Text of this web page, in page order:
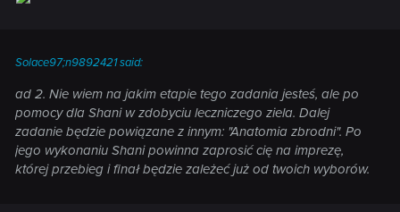
Solace97;n9892421 said:
ad 2. Nie wiem na jakim etapie tego zadania jesteś, ale po
pomocy dla Shani w zdobyciu leczniczego ziela. Dalej
zadanie będzie powiązane z innym: "Anatomia zbrodni". Po
jego wykonaniu Shani powinna zaprosić cię na imprezę,
której przebieg i finał będzie zależeć już od twoich wyborów.